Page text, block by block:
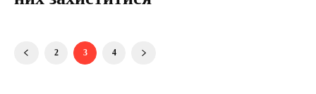
2 3 4